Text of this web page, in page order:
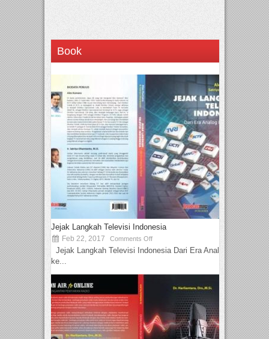
Book
Jejak Langkah Televisi Indonesia
Feb 22, 2017 Comments Off
Jejak Langkah Televisi Indonesia Dari Era Analog
ke...